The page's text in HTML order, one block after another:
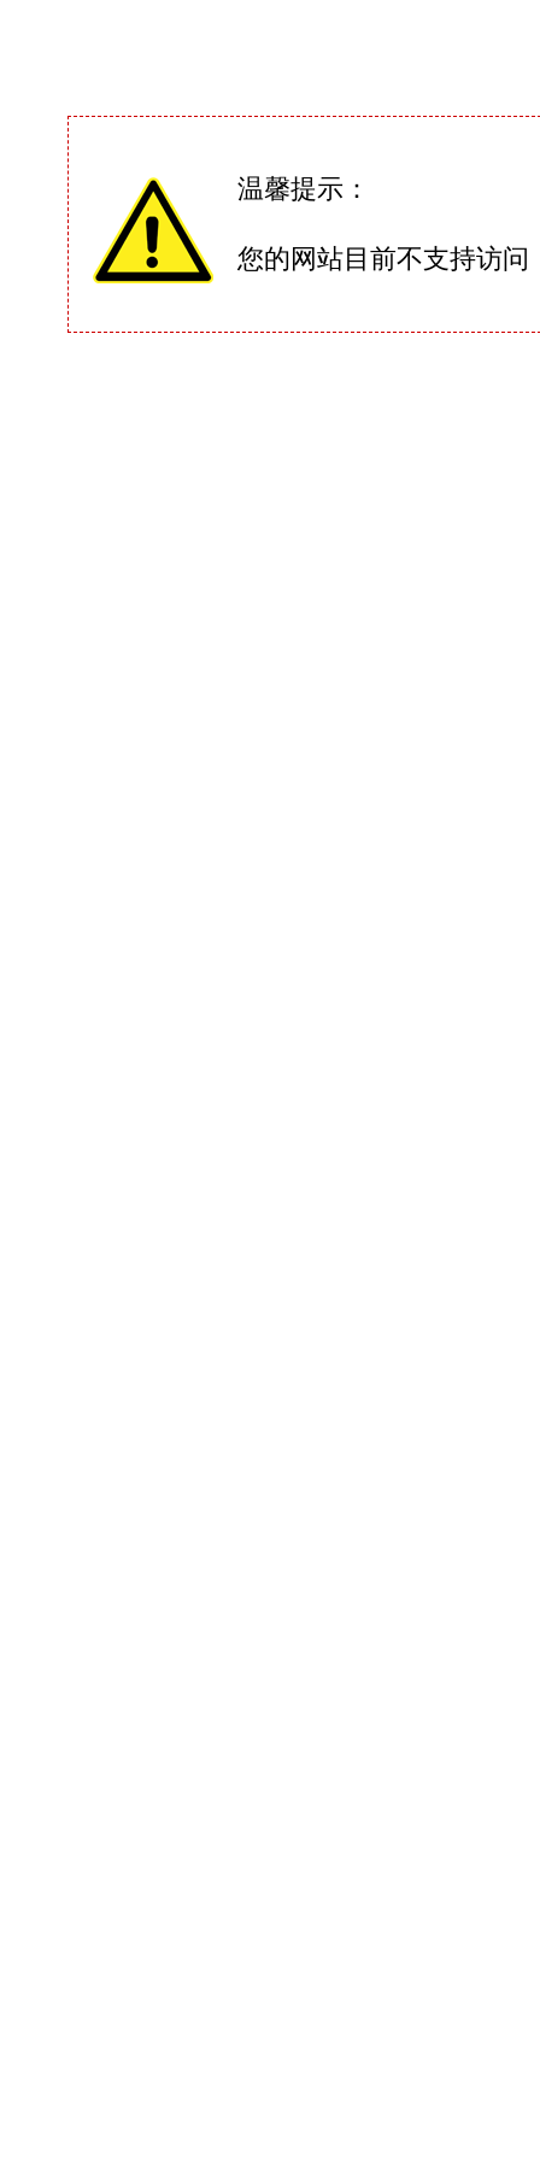
温馨提示：
您的网站目前不支持访